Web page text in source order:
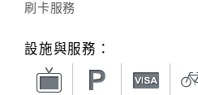
刷卡服務
設施與服務：